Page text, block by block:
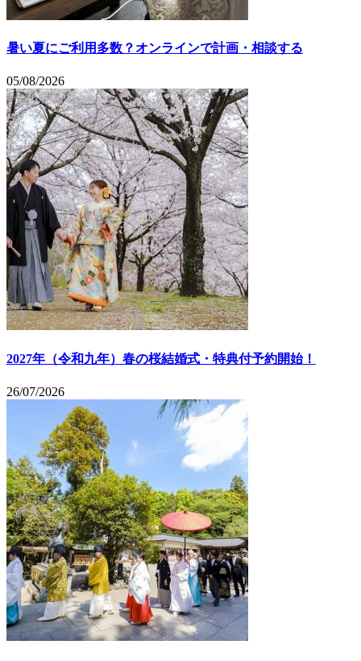
暑い夏にご利用多数？オンラインで計画・相談する
05/08/2026
2027年（令和九年）春の桜結婚式・特典付予約開始！
26/07/2026